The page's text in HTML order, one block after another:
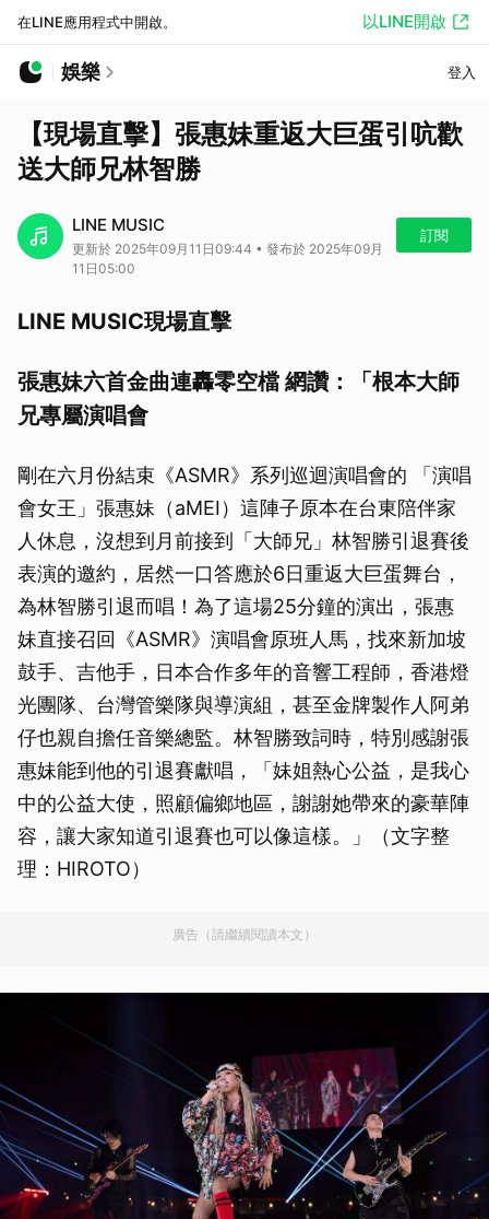
在LINE應用程式中開啟。 以LINE開啟
娛樂 登入
【現場直擊】張惠妹重返大巨蛋引吭歡
送大師兄林智勝
LINE MUSIC
更新於 2025年09月11日09:44 • 發布於 2025年09月
11日05:00
訂閱
LINE MUSIC現場直擊
張惠妹六首金曲連轟零空檔 網讚：「根本大師
兄專屬演唱會
剛在六月份結束《ASMR》系列巡迴演唱會的 「演唱
會女王」張惠妹（aMEI）這陣子原本在台東陪伴家
人休息，沒想到月前接到「大師兄」林智勝引退賽後
表演的邀約，居然一口答應於6日重返大巨蛋舞台，
為林智勝引退而唱！為了這場25分鐘的演出，張惠
妹直接召回《ASMR》演唱會原班人馬，找來新加坡
鼓手、吉他手，日本合作多年的音響工程師，香港燈
光團隊、台灣管樂隊與導演組，甚至金牌製作人阿弟
仔也親自擔任音樂總監。林智勝致詞時，特別感謝張
惠妹能到他的引退賽獻唱，「妹姐熱心公益，是我心
中的公益大使，照顧偏鄉地區，謝謝她帶來的豪華陣
容，讓大家知道引退賽也可以像這樣。」（文字整
理：HIROTO）
廣告（請繼續閱讀本文）